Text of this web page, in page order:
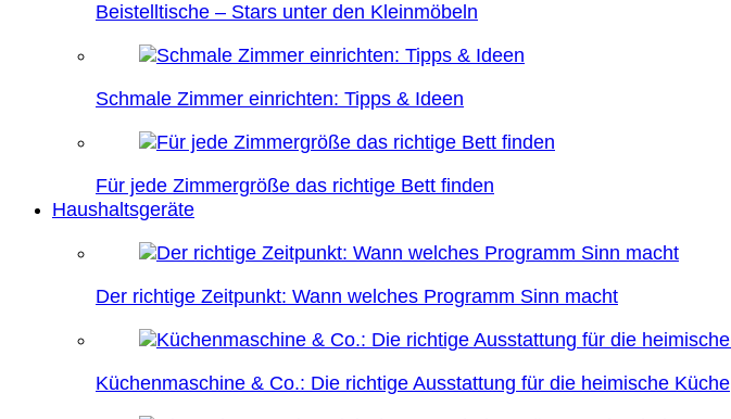
Beistelltische – Stars unter den Kleinmöbeln
Schmale Zimmer einrichten: Tipps & Ideen
Für jede Zimmergröße das richtige Bett finden
Haushaltsgeräte
Der richtige Zeitpunkt: Wann welches Programm Sinn macht
Küchenmaschine & Co.: Die richtige Ausstattung für die heimische Küche